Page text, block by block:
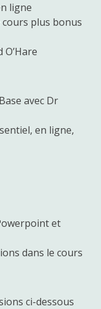
ligne
cours plus bonus
O’Hare
avec Dr
en ligne,
et
dans le cours
ci-dessous